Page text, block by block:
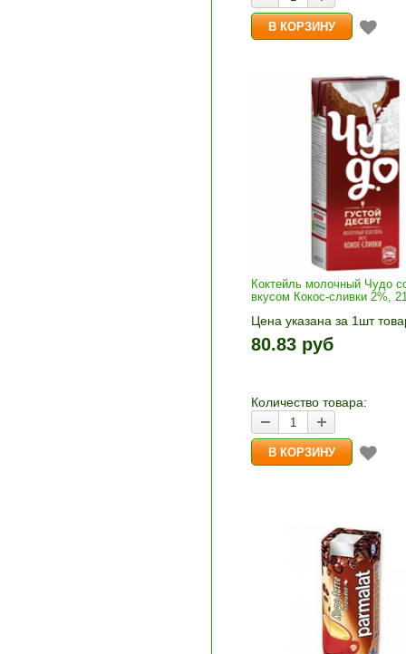
Коктейль молочный Чудо
вкусом Кокос-сливки 2%,
Цена указана за 1шт
1шт прибавляется
и «-». Выберите нужное
80.83 руб
Количество товара: